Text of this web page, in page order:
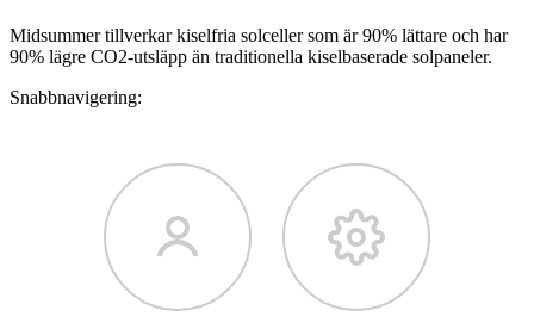
Midsummer tillverkar kiselfria solceller som är 90% lättare och har
90% lägre CO2-utsläpp än traditionella kiselbaserade solpaneler.
Snabbnavigering: